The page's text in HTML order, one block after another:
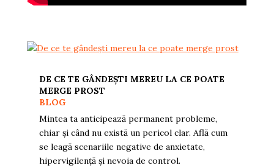
DE CE TE GÂNDEȘTI MEREU LA CE POATE
MERGE PROST
BLOG
Mintea ta anticipează permanent probleme,
chiar și când nu există un pericol clar. Află cum
se leagă scenariile negative de anxietate,
hipervigilență și nevoia de control.